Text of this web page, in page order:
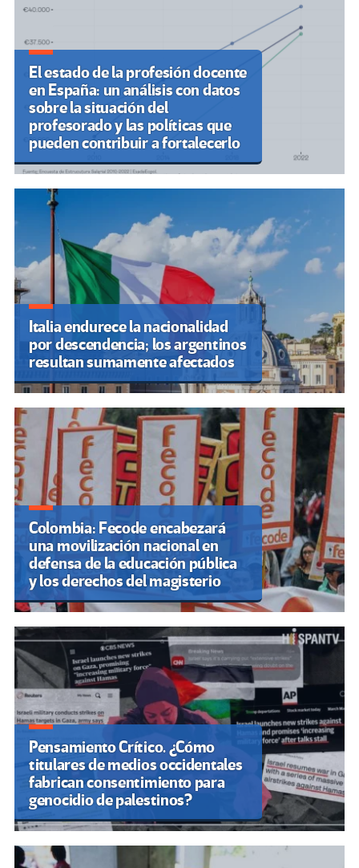
El estado de la profesión docente
en España: un análisis con datos
sobre la situación del
profesorado y las políticas que
pueden contribuir a fortalecerlo
Italia endurece la nacionalidad
por descendencia; los argentinos
resultan sumamente afectados
Colombia: Fecode encabezará
una movilización nacional en
defensa de la educación pública
y los derechos del magisterio
Pensamiento Crítico. ¿Cómo
titulares de medios occidentales
fabrican consentimiento para
genocidio de palestinos?